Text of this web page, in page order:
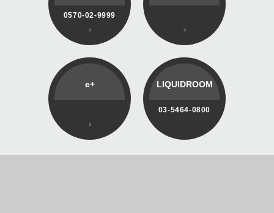
0570-02-9999
e+ LIQUIDROOM
03-5464-0800